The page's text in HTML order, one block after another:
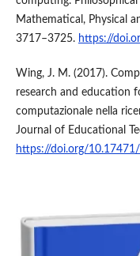
Mathematical, Physical
3717–3725. https://
Wing, J. M. (2017).
research and education
computazionale nella
Journal of Educational
https://doi.org/